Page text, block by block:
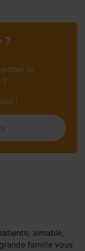
aimable,
famille vous
?
la
?
!